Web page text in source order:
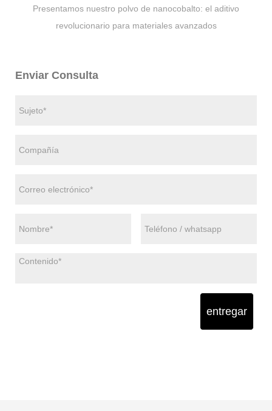
Presentamos nuestro polvo de nanocobalto: el aditivo
revolucionario para materiales avanzados
Enviar Consulta
entregar